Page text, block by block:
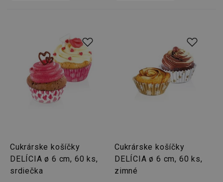
Cukrárske košíčky
DELÍCIA ø 6 cm, 60 ks,
srdiečka
Cukrárske košíčky
DELÍCIA ø 6 cm, 60 ks,
zimné
používateľa a správa účtu. Webová lokalita sa nedá
správne používať bez nevyhnutne potrebných
súborov cookie.
Názov
Poskytovateľ/
Doména
Uplynutie
platnosti
receive-cookie-deprecation
.doubleclick.net